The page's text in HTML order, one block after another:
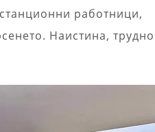
работници,
Наистина, трудно